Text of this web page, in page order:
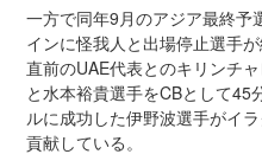
一方で同年9月のアジア最終予
インに怪我人と出場停止選手
直前のUAE代表とのキリンチ
と水本裕貴選手をCBとして45
ルに成功した伊野波選手がイ
貢献している。